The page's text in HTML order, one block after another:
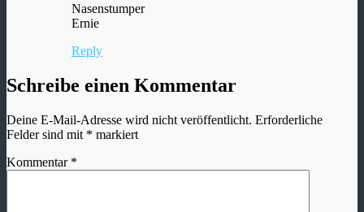
Nasenstumper
Ernie
Reply
Schreibe einen Kommentar
Deine E-Mail-Adresse wird nicht veröffentlicht. Erforderliche
Felder sind mit * markiert
Kommentar *